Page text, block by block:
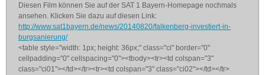
Diesen Film können Sie auf der SAT 1 Bayern-Homepage nochmals
ansehen. Klicken Sie dazu auf diesen Link:
http://www.sat1bayern.de/news/20140820/falkenberg-investiert-in-
burgsanierung/
<table style="width: 1px; height: 36px;" class="ci" border="0"
cellpadding="0" cellspacing="0"><tbody><tr><td colspan="3"
class="ci01"></td></tr><tr><td colspan="3" class="ci02"></td></tr>